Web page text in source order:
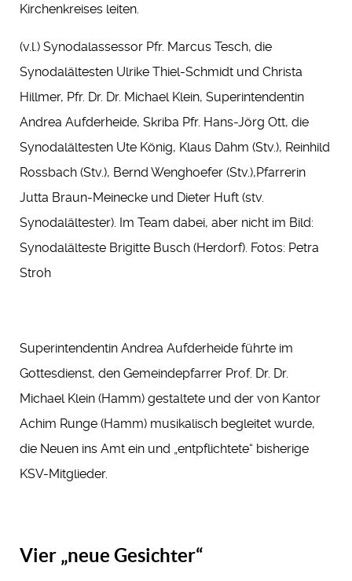
Kirchenkreises leiten.
(v.l.) Synodalassessor Pfr. Marcus Tesch, die
Synodalältesten Ulrike Thiel-Schmidt und Christa
Hillmer, Pfr. Dr. Dr. Michael Klein, Superintendentin
Andrea Aufderheide, Skriba Pfr. Hans-Jörg Ott, die
Synodalältesten Ute König, Klaus Dahm (Stv.), Reinhild
Rossbach (Stv.), Bernd Wenghoefer (Stv.),Pfarrerin
Jutta Braun-Meinecke und Dieter Huft (stv.
Synodalältester). Im Team dabei, aber nicht im Bild:
Synodalälteste Brigitte Busch (Herdorf). Fotos: Petra
Stroh
Superintendentin Andrea Aufderheide führte im
Gottesdienst, den Gemeindepfarrer Prof. Dr. Dr.
Michael Klein (Hamm) gestaltete und der von Kantor
Achim Runge (Hamm) musikalisch begleitet wurde,
die Neuen ins Amt ein und „entpflichtete“ bisherige
KSV-Mitglieder.
Vier „neue Gesichter“